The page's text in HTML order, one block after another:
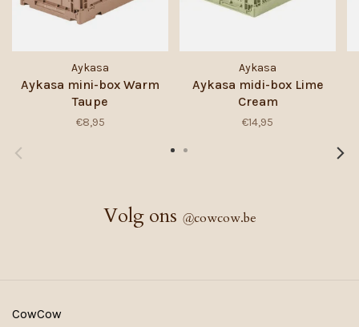
Aykasa
Aykasa mini-box Warm
Taupe
€8,95
Aykasa
Aykasa midi-box Lime
Cream
€14,95
Volg ons @cowcow.be
CowCow